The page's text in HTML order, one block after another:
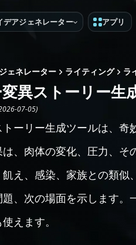
デアジェネレーター アプリ
ェネレーター ライティング ラ
異ストーリー生
07-05)
ーリー生成ツールは、
、肉体の変化、圧力、
え、感染、家族との類
、次の場面を示します
えます。